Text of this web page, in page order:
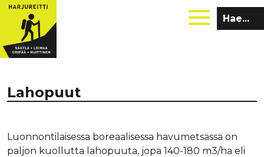
Hae
sivustolta:
Lahopuut
Luonnontilaisessa boreaalisessa havumetsässä on
paljon kuollutta lahopuuta, jopa 140-180 m3/ha eli